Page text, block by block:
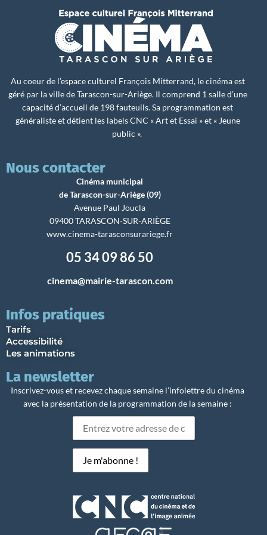
Au coeur de l’espace culturel François Mitterrand, le cinéma est
géré par la ville de Tarascon-sur-Ariège. Il comprend 1 salle d’une
capacité d’accueil de 198 fauteuils. Sa programmation est
généraliste et détient les labels CNC « Art et Essai » et « Jeune
public ».
Nous contacter
Cinéma municipal
de Tarascon-sur-Ariège (09)
Avenue Paul Joucla
09400 TARASCON-SUR-ARIÈGE
www.cinema-tarasconsurariege.fr
05 34 09 86 50
cinema@mairie-tarascon.com
Infos pratiques
Tarifs
Accessibilité
Les animations
La newsletter
Inscrivez-vous et recevez chaque semaine l’infolettre du cinéma
avec la présentation de la programmation de la semaine :